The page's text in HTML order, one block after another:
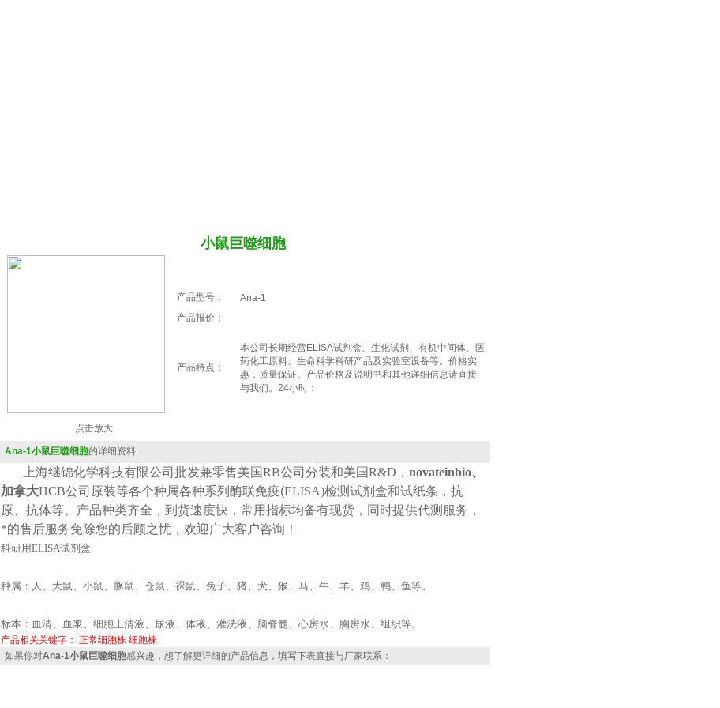
小鼠巨噬细胞
点击放大
产品型号：
Ana-1
产品报价：
产品特点：
本公司长期经营ELISA试剂盒、生化试剂、有机中间体、医
药化工原料、生命科学科研产品及实验室设备等。价格实
惠，质量保证。产品价格及说明书和其他详细信息请直接
与我们。24小时：
Ana-1小鼠巨噬细胞的详细资料：
上海继锦化学科技有限公司批发兼零售美国RB公司 分装和美国R&D ， novateinbio、
加拿大HCB公司原装等各个种属各种系列酶联免疫(ELISA)检测试剂盒和试纸条，抗
原、抗体等。产品种类齐全，到货速度快，常用指标均备有现货，同时提供代测服务，
*的售后服务免除您的后顾之忧，欢迎广大客户咨询！
科研用ELISA试剂盒
种属：人、大鼠、小鼠、豚鼠、仓鼠、裸鼠、兔子、猪、犬、猴、马、牛、羊、鸡、鸭、鱼等。
标本：血清、血浆、细胞上清液、尿液、体液、灌洗液、脑脊髓、心房水、胸房水、组织等。
产品相关关键字： 正常细胞株 细胞株
如果你对Ana-1小鼠巨噬细胞感兴趣，想了解更详细的产品信息，填写下表直接与厂家联系：